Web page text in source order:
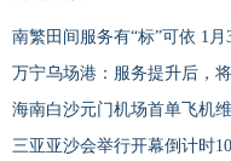
南繁田间服务有“标”可依 1月
万宁乌场港：服务提升后，
海南白沙元门机场首单飞机
三亚亚沙会举行开幕倒计时